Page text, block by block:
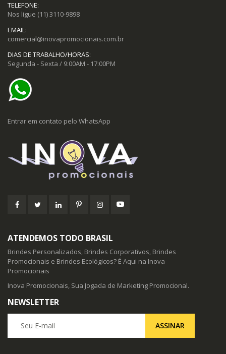
TELEFONE:
Nos ligue (11) 3110-9898
EMAIL:
comercial@inovapromocionais.com.br
DIAS DE TRABALHO/HORAS:
Segunda - Sexta / 9:00AM - 17:00PM
Entrar em contato pelo WhatsApp
ATENDEMOS TODO BRASIL
Brindes Personalizados, Brindes Corporativos, Brindes
Promocionais e Brindes Ecológicos? É Aqui na Inova
Promocionais
Inova Promocionais, Sua Jogada de Marketing Promocional.
NEWSLETTER
ASSINAR